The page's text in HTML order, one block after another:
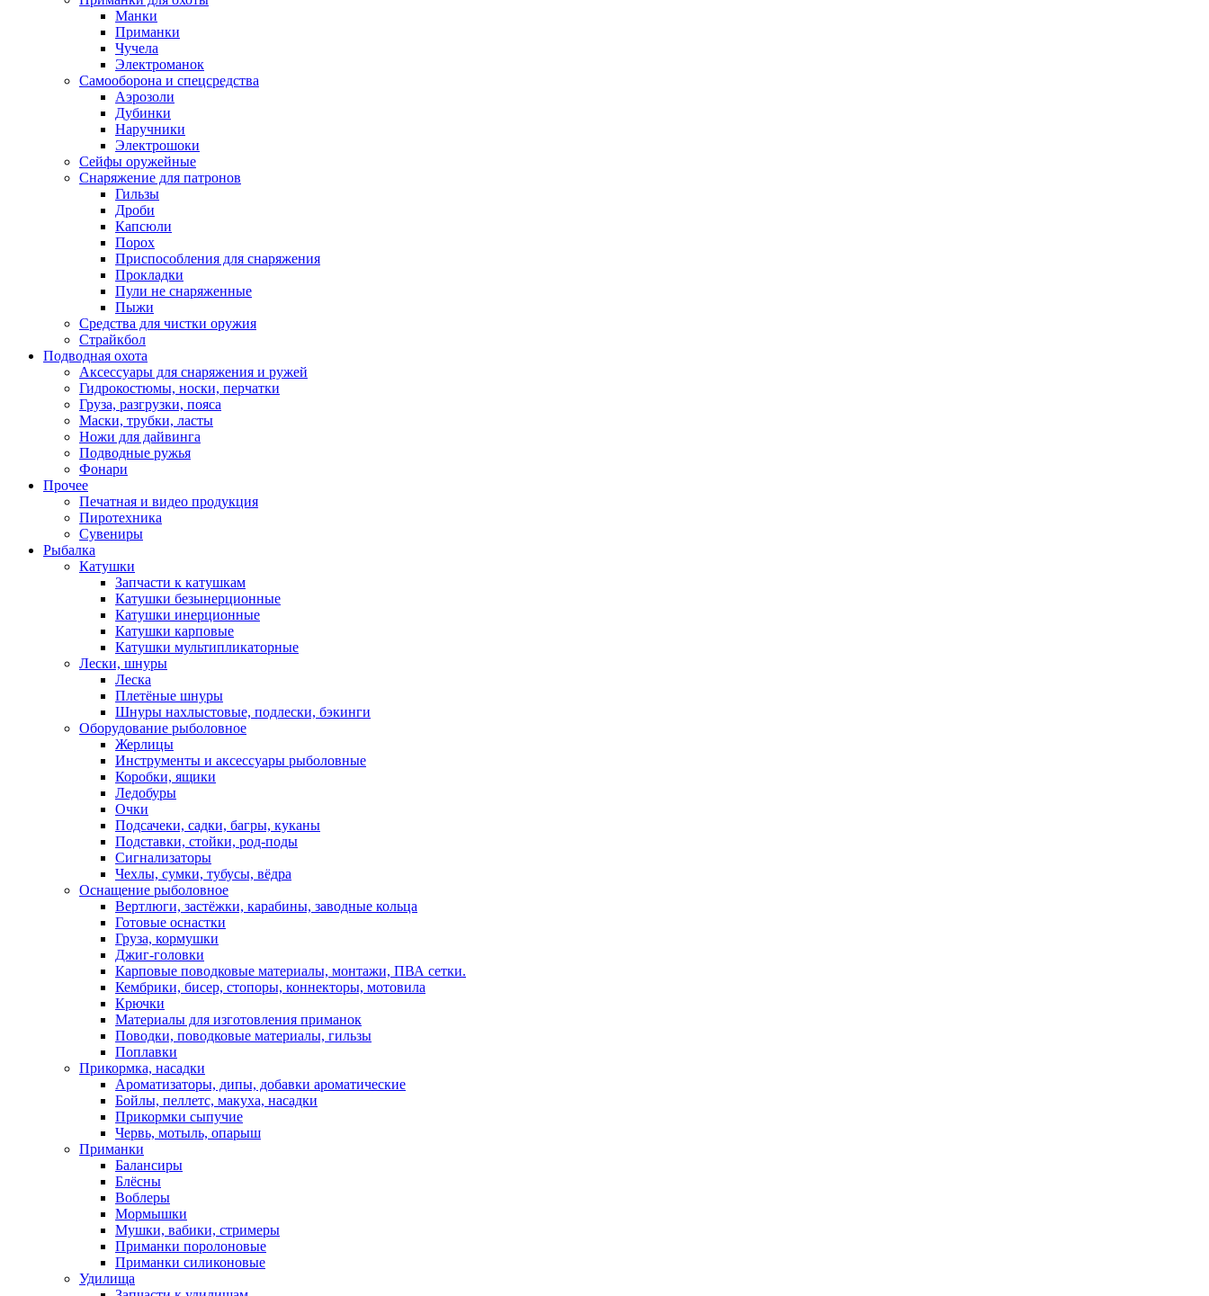
Манки
Приманки
Чучела
Электроманок
Самооборона и спецсредства
Аэрозоли
Дубинки
Наручники
Электрошоки
Сейфы оружейные
Снаряжение для патронов
Гильзы
Дроби
Капсюли
Порох
Приспособления для снаряжения
Прокладки
Пули не снаряженные
Пыжи
Средства для чистки оружия
Страйкбол
Подводная охота
Аксессуары для снаряжения и ружей
Гидрокостюмы, носки, перчатки
Груза, разгрузки, пояса
Маски, трубки, ласты
Ножи для дайвинга
Подводные ружья
Фонари
Прочее
Печатная и видео продукция
Пиротехника
Сувениры
Рыбалка
Катушки
Запчасти к катушкам
Катушки безынерционные
Катушки инерционные
Катушки карповые
Катушки мультипликаторные
Лески, шнуры
Леска
Плетёные шнуры
Шнуры нахлыстовые, подлески, бэкинги
Оборудование рыболовное
Жерлицы
Инструменты и аксессуары рыболовные
Коробки, ящики
Ледобуры
Очки
Подсачеки, садки, багры, куканы
Подставки, стойки, род-поды
Сигнализаторы
Чехлы, сумки, тубусы, вёдра
Оснащение рыболовное
Вертлюги, застёжки, карабины, заводные кольца
Готовые оснастки
Груза, кормушки
Джиг-головки
Карповые поводковые материалы, монтажи, ПВА сетки.
Кембрики, бисер, стопоры, коннекторы, мотовила
Крючки
Материалы для изготовления приманок
Поводки, поводковые материалы, гильзы
Поплавки
Прикормка, насадки
Ароматизаторы, дипы, добавки ароматические
Бойлы, пеллетс, макуха, насадки
Прикормки сыпучие
Червь, мотыль, опарыш
Приманки
Балансиры
Блёсны
Воблеры
Мормышки
Мушки, вабики, стримеры
Приманки поролоновые
Приманки силиконовые
Удилища